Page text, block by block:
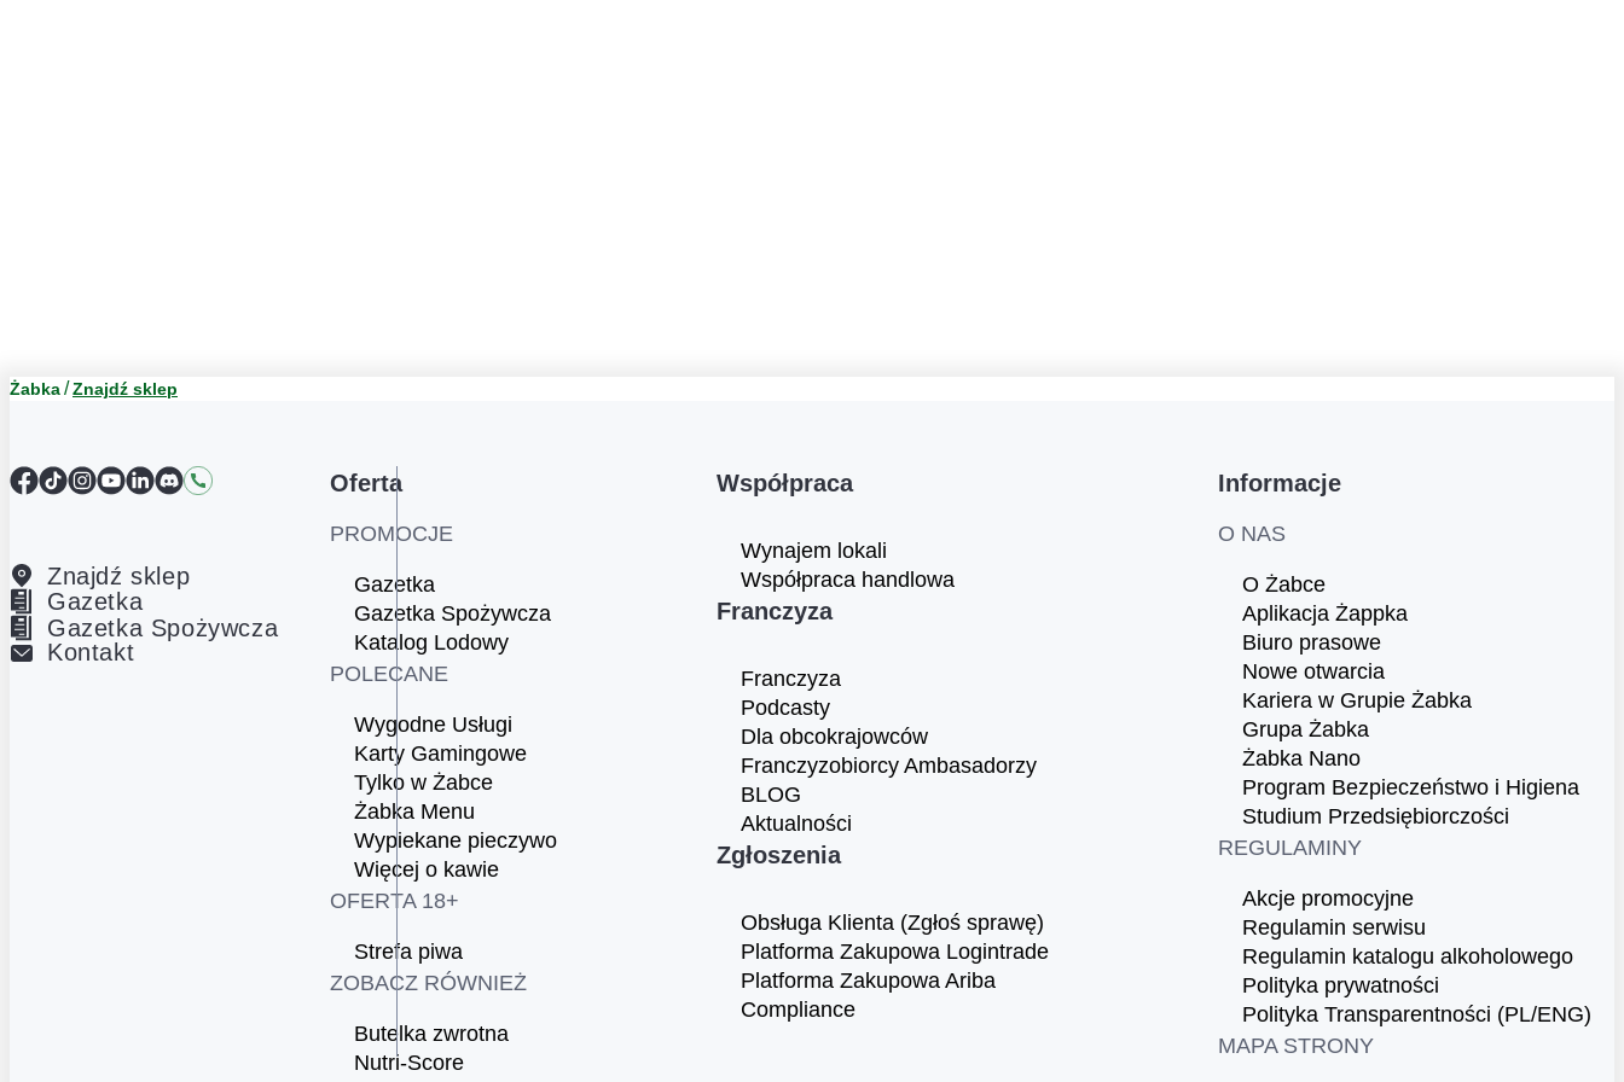
Żabka Znajdź sklep
Facebook
TikTokInstagram
YouTube
LinkedIn
DiscordKontakt
Znajdź sklep
Gazetka
Gazetka Spożywcza
Kontakt
Oferta
PROMOCJE
Gazetka
Gazetka Spożywcza
Katalog Lodowy
POLECANE
Wygodne Usługi
Karty Gamingowe
Tylko w Żabce
Żabka Menu
Wypiekane pieczywo
Więcej o kawie
OFERTA 18+
Strefa piwa
ZOBACZ RÓWNIEŻ
Butelka zwrotna
Nutri-Score
Współpraca
Wynajem lokali
Współpraca handlowa
Franczyza
Franczyza
Podcasty
Dla obcokrajowców
Franczyzobiorcy Ambasadorzy
BLOG
Aktualności
Zgłoszenia
Obsługa Klienta (Zgłoś sprawę)
Platforma Zakupowa Logintrade
Platforma Zakupowa Ariba
Compliance
Informacje
O NAS
O Żabce
Aplikacja Żappka
Biuro prasowe
Nowe otwarcia
Kariera w Grupie Żabka
Grupa Żabka
Żabka Nano
Program Bezpieczeństwo i Higiena
Studium Przedsiębiorczości
REGULAMINY
Akcje promocyjne
Regulamin serwisu
Regulamin katalogu alkoholowego
Polityka prywatności
Polityka Transparentności (PL/ENG)
MAPA STRONY